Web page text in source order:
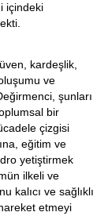
içindeki
kardeşlik,
ve
şunları
bir
çizgisi
eğitim ve
yetiştirmek
ilkeli ve
kalıcı ve sağlıklı
etmeyi